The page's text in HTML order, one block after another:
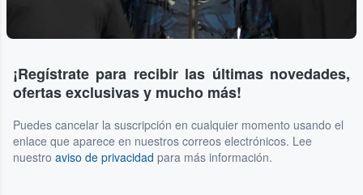
¡Regístrate para recibir las últimas novedades,
ofertas exclusivas y mucho más!
Puedes cancelar la suscripción en cualquier momento usando el
enlace que aparece en nuestros correos electrónicos. Lee
nuestro aviso de privacidad para más información.